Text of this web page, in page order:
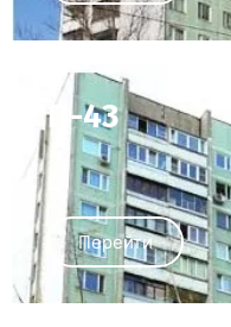
П-43
Перейти